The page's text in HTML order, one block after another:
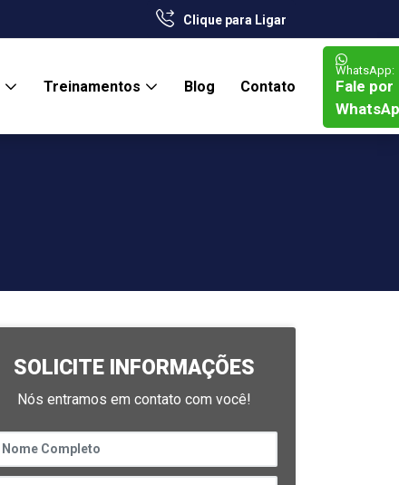
Clique para Ligar
WhatsApp:
Fale por
Treinamentos Blog Contato
SOLICITE INFORMAÇÕES
Nós entramos em contato com você!